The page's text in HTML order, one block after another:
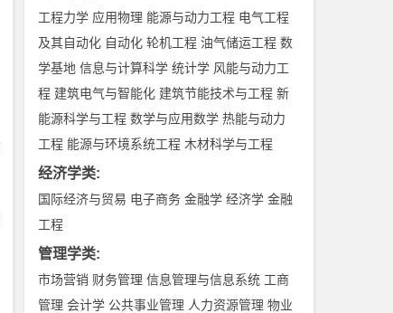
工程力学 应用物理 能源与动力工程 电气工程
及其自动化 自动化 轮机工程 油气储运工程 数
学基地 信息与计算科学 统计学 风能与动力工
程 建筑电气与智能化 建筑节能技术与工程 新
能源科学与工程 数学与应用数学 热能与动力
工程 能源与环境系统工程 木材科学与工程
经济学类:
国际经济与贸易 电子商务 金融学 经济学 金融
工程
管理学类:
市场营销 财务管理 信息管理与信息系统 工商
管理 会计学 公共事业管理 人力资源管理 物业